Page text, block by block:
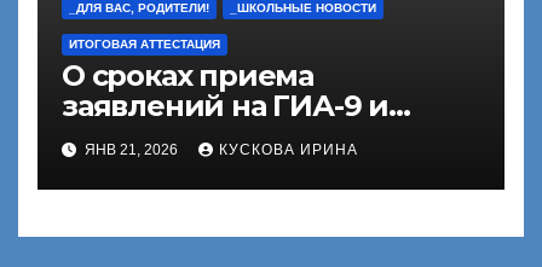
_ДЛЯ ВАС, РОДИТЕЛИ! _ШКОЛЬНЫЕ НОВОСТИ
ИТОГОВАЯ АТТЕСТАЦИЯ
О сроках приема
заявлений на ГИА-9 и
ГИА-11
ЯНВ 21, 2026 КУСКОВА ИРИНА